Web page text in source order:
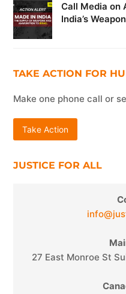
Call Media on
India’s
TAKE ACTION FOR
Make one phone call or
Take Action
JUSTICE FOR ALL
27 East Monroe St